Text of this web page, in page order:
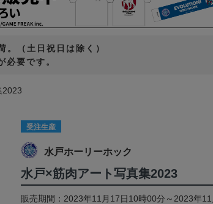
（土日祝日は除く）
必要です。
2023
受注生産
水戸ホーリーホック
水戸×筋肉アート写真集2023
販売期間：2023年11月17日10時00分～2023年